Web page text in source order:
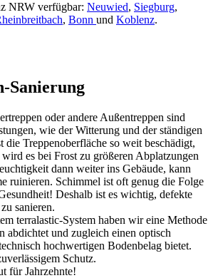
NRW verfügbar: Neuwied, Siegburg,
, Bonn und Koblenz.
Sanierung
oder andere Außentreppen sind
wie der Witterung und der ständigen
die Treppenoberfläche so weit beschädigt,
es bei Frost zu größeren Abplatzungen
dann weiter ins Gebäude, kann
ruinieren. Schimmel ist oft genug die Folge
Deshalb ist es wichtig, defekte
sanieren.
terralastic-System haben wir eine Methode
abdichtet und zugleich einen optisch
hochwertigen Bodenbelag bietet.
Schutz.
für Jahrzehnte!